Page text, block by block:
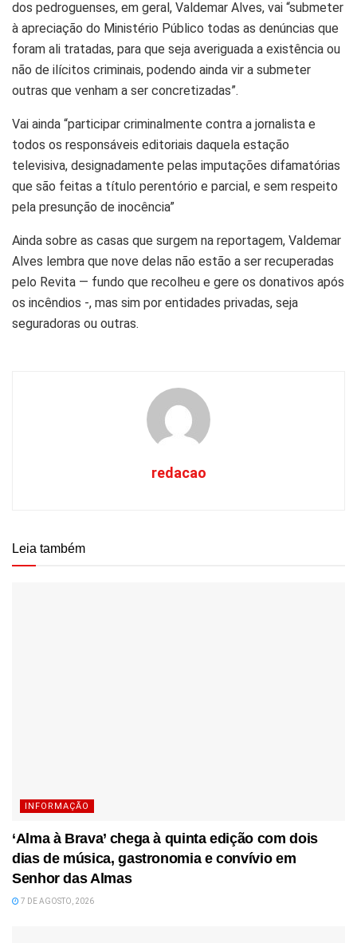
dos pedroguenses, em geral, Valdemar Alves, vai “submeter
à apreciação do Ministério Público todas as denúncias que
foram ali tratadas, para que seja averiguada a existência ou
não de ilícitos criminais, podendo ainda vir a submeter
outras que venham a ser concretizadas”.
Vai ainda “participar criminalmente contra a jornalista e
todos os responsáveis editoriais daquela estação
televisiva, designadamente pelas imputações difamatórias
que são feitas a título perentório e parcial, e sem respeito
pela presunção de inocência”
Ainda sobre as casas que surgem na reportagem, Valdemar
Alves lembra que nove delas não estão a ser recuperadas
pelo Revita — fundo que recolheu e gere os donativos após
os incêndios -, mas sim por entidades privadas, seja
seguradoras ou outras.
redacao
Leia também
INFORMAÇÃO
‘Alma à Brava’ chega à quinta edição com dois
dias de música, gastronomia e convívio em
Senhor das Almas
7 DE AGOSTO, 2026